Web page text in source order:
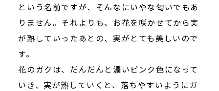
という名前ですが、そんなにいやな匂いでもあ
りません。それよりも、お花を咲かせてから実
が熟していったあとの、実がとても美しいので
す。
花のガクは、だんだんと濃いピンク色になって
いき、実が熟していくと、落ちやすいようにガ